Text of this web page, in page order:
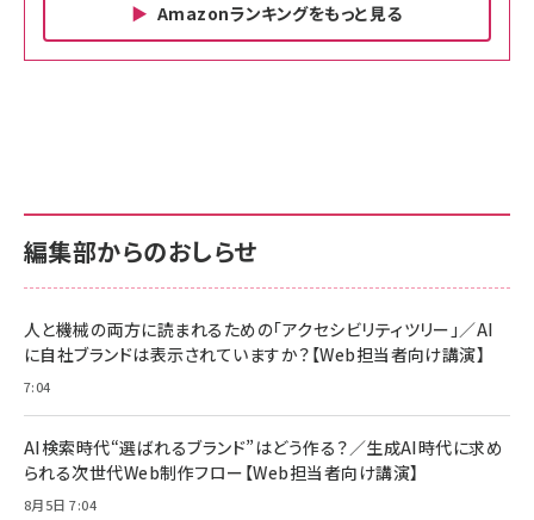
Amazonランキングをもっと見る
￥880
anan(アンアン)2026/06/24号 No.2500増刊
スペシャルエディション[王道エンタメの矜持／
￥1,100
年後半、あなたの恋と運命／山田涼介]
￥880
サポート正規品 メーカー保証5年 KLMEA128G
NIMASO ガラスフィルム iPhone 17 用 保護フィ
すい ガイド枠付き いPhone17 (6.3インチ) 対応
2枚セット DSP25F1698
￥1,599
【New】Amazon Fire TV Stick HD | 手軽にスト
レイヤー
￥6,980
サポート正規品 メーカー保証5年 KLMEA128G
Amazon eギフトカード - Amazonロゴ - クラ
￥5,000
ケーブル Anker絡まないケーブル 240W 結束バン
17 / 16 / 15 / Galaxy iPad Pro MacBook
Pro/Air 各種対応 (1.8m ミッドナイトブラック)
￥1,890
編集部からのおしらせ
人と機械の両方に読まれるための「アクセシビリティツリー」／AI
に自社ブランドは表示されていますか？【Web担当者向け講演】
7:04
AI検索時代“選ばれるブランド”はどう作る？／生成AI時代に求め
られる次世代Web制作フロー【Web担当者向け講演】
8月5日 7:04